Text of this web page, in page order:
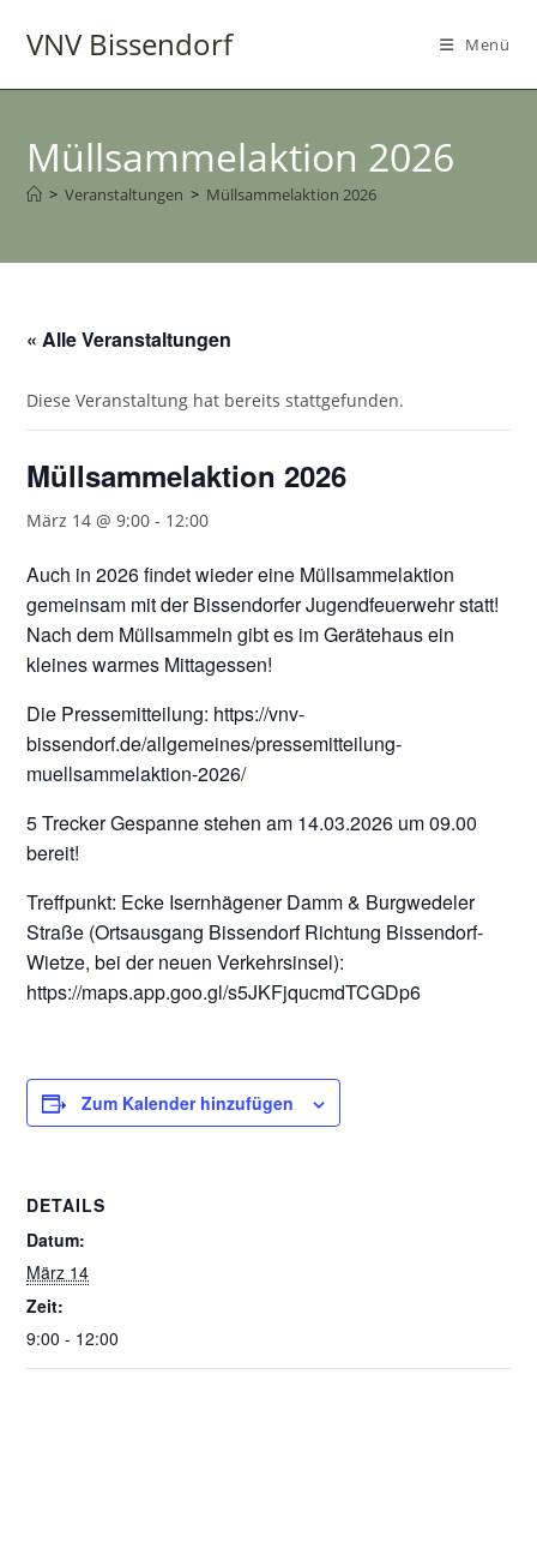
InhaltVNV Bissendorf Menü
Müllsammelaktion 2026
> Veranstaltungen > Müllsammelaktion 2026
« Alle Veranstaltungen
Diese Veranstaltung hat bereits stattgefunden.
Müllsammelaktion 2026
März 14 @ 9:00 - 12:00
Auch in 2026 findet wieder eine Müllsammelaktion
gemeinsam mit der Bissendorfer Jugendfeuerwehr statt!
Nach dem Müllsammeln gibt es im Gerätehaus ein
kleines warmes Mittagessen!
Die Pressemitteilung: https://vnv-
bissendorf.de/allgemeines/pressemitteilung-
muellsammelaktion-2026/
5 Trecker Gespanne stehen am 14.03.2026 um 09.00
bereit!
Treffpunkt: Ecke Isernhägener Damm & Burgwedeler
Straße (Ortsausgang Bissendorf Richtung Bissendorf-
Wietze, bei der neuen Verkehrsinsel):
https://maps.app.goo.gl/s5JKFjqucmdTCGDp6
Zum Kalender hinzufügen
DETAILS
Datum:
März 14
Zeit:
9:00 - 12:00